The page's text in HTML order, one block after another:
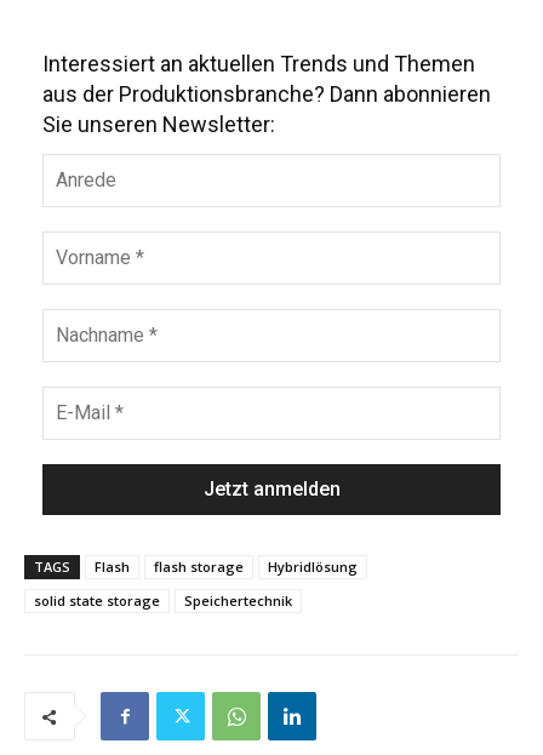
Interessiert an aktuellen Trends und Themen
aus der Produktionsbranche? Dann abonnieren
Sie unseren Newsletter:
TAGS Flash flash storage
Hybridlösung
solid state storage
Speichertechnik